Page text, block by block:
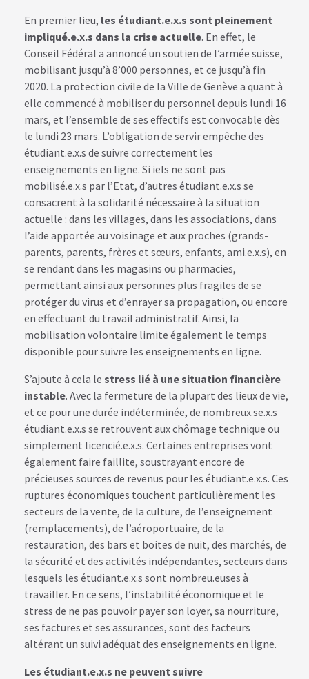
En premier lieu, les étudiant.e.x.s sont pleinement
impliqué.e.x.s dans la crise actuelle. En effet, le
Conseil Fédéral a annoncé un soutien de l’armée suisse,
mobilisant jusqu’à 8’000 personnes, et ce jusqu’à fin
2020. La protection civile de la Ville de Genève a quant à
elle commencé à mobiliser du personnel depuis lundi 16
mars, et l’ensemble de ses effectifs est convocable dès
le lundi 23 mars. L’obligation de servir empêche des
étudiant.e.x.s de suivre correctement les
enseignements en ligne. Si iels ne sont pas
mobilisé.e.x.s par l’Etat, d’autres étudiant.e.x.s se
consacrent à la solidarité nécessaire à la situation
actuelle : dans les villages, dans les associations, dans
l’aide apportée au voisinage et aux proches (grands-
parents, parents, frères et sœurs, enfants, ami.e.x.s), en
se rendant dans les magasins ou pharmacies,
permettant ainsi aux personnes plus fragiles de se
protéger du virus et d’enrayer sa propagation, ou encore
en effectuant du travail administratif. Ainsi, la
mobilisation volontaire limite également le temps
disponible pour suivre les enseignements en ligne.
S’ajoute à cela le stress lié à une situation financière
instable. Avec la fermeture de la plupart des lieux de vie,
et ce pour une durée indéterminée, de nombreux.se.x.s
étudiant.e.x.s se retrouvent aux chômage technique ou
simplement licencié.e.x.s. Certaines entreprises vont
également faire faillite, soustrayant encore de
précieuses sources de revenus pour les étudiant.e.x.s. Ces
ruptures économiques touchent particulièrement les
secteurs de la vente, de la culture, de l’enseignement
(remplacements), de l’aéroportuaire, de la
restauration, des bars et boites de nuit, des marchés, de
la sécurité et des activités indépendantes, secteurs dans
lesquels les étudiant.e.x.s sont nombreu.euses à
travailler. En ce sens, l’instabilité économique et le
stress de ne pas pouvoir payer son loyer, sa nourriture,
ses factures et ses assurances, sont des facteurs
altérant un suivi adéquat des enseignements en ligne.
Les étudiant.e.x.s ne peuvent suivre